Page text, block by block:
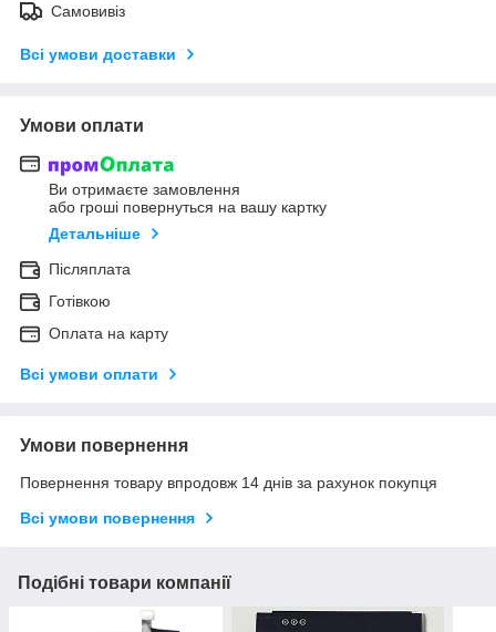
Самовивіз
Всі умови доставки
Умови оплати
Ви отримаєте замовлення
або гроші повернуться на вашу картку
Детальніше
Післяплата
Готівкою
Оплата на карту
Всі умови оплати
Умови повернення
Повернення товару впродовж 14 днів за рахунок покупця
Всі умови повернення
Подібні товари компанії